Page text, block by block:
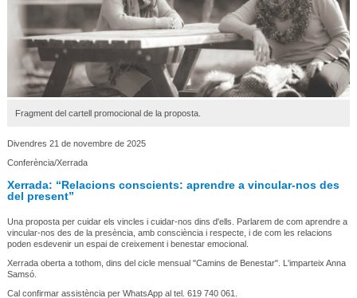
Fragment del cartell promocional de la proposta.
Divendres 21 de novembre de 2025
Conferència/Xerrada
Xerrada: “Relacions conscients: aprendre a vincular-nos des
del present”
Una proposta per cuidar els vincles i cuidar-nos dins d'ells. Parlarem de com aprendre a
vincular-nos des de la presència, amb consciència i respecte, i de com les relacions
poden esdevenir un espai de creixement i benestar emocional.
Xerrada oberta a tothom, dins del cicle mensual "Camins de Benestar". L'imparteix Anna
Samsó.
Cal confirmar assistència per WhatsApp al tel. 619 740 061.